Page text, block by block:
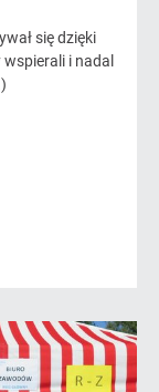
się dzięki
i nadal